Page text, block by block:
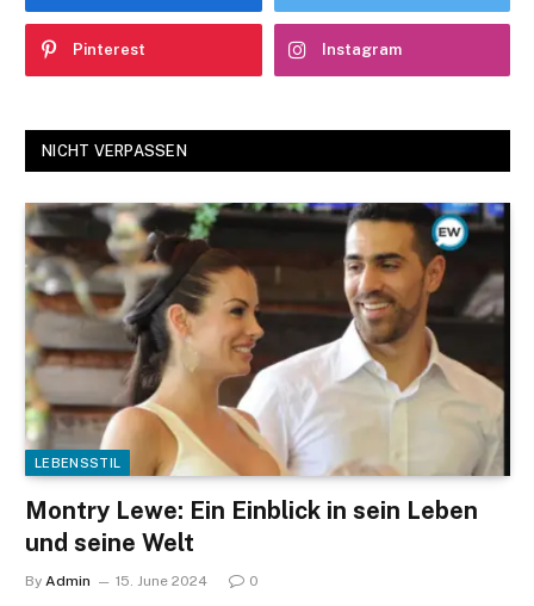
Pinterest Instagram
NICHT VERPASSEN
LEBENSSTIL
Montry Lewe: Ein Einblick in sein Leben
und seine Welt
By Admin 15. June 2024 0